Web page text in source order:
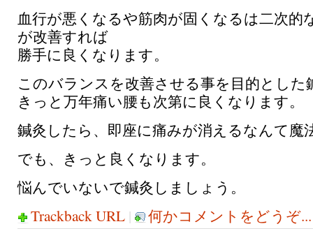
血行が悪くなるや筋肉が固くなるは二次的
が改善すれば
勝手に良くなります。
このバランスを改善させる事を目的とした
きっと万年痛い腰も次第に良くなります。
鍼灸したら、即座に痛みが消えるなんて魔
でも、きっと良くなります。
悩んでいないで鍼灸しましょう。
Trackback URL | 何かコメントをどうぞ...